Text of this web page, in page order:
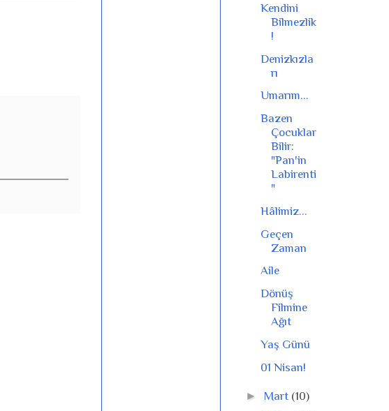
Kendini
Bilmezlik
!
Denizkızla
rı
Umarım...
Bazen
Çocuklar
Bilir:
"Pan'in
Labirenti
"
Hâlimiz...
Geçen
Zaman
Aile
Dönüş
Filmine
Ağıt
Yaş Günü
01 Nisan!
► Mart (10)